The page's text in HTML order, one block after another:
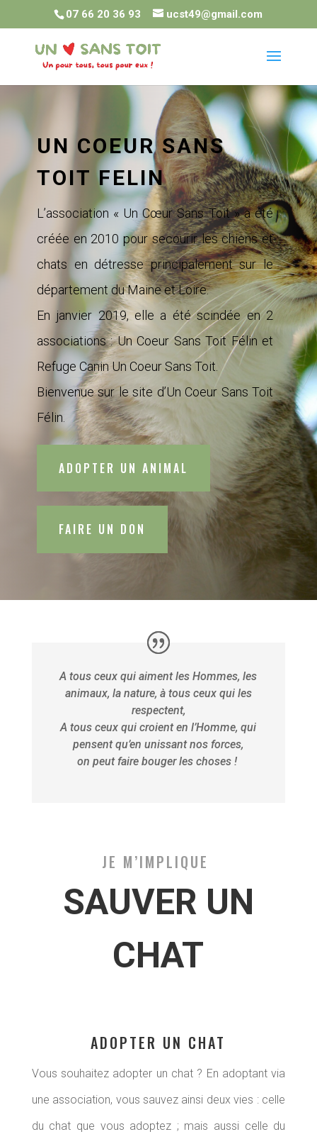
07 66 20 36 93 ucst49@gmail.com
UN COEUR SANS
TOIT FELIN
L’association « Un Cœur Sans Toit » a été
créée en 2010 pour secourir les chiens et
chats en détresse principalement sur le
département du Maine et Loire.
En janvier 2019, elle a été scindée en 2
associations : Un Coeur Sans Toit Félin et
Refuge Canin Un Coeur Sans Toit.
Bienvenue sur le site d’Un Coeur Sans Toit
Félin.
ADOPTER UN ANIMAL
FAIRE UN DON
A tous ceux qui aiment les Hommes, les
animaux, la nature, à tous ceux qui les
respectent,
A tous ceux qui croient en l’Homme, qui
pensent qu’en unissant nos forces,
on peut faire bouger les choses !
JE M’IMPLIQUE
SAUVER UN
CHAT
ADOPTER UN CHAT
Vous souhaitez adopter un chat ? En adoptant via
une association, vous sauvez ainsi deux vies : celle
du chat que vous adoptez ; mais aussi celle du